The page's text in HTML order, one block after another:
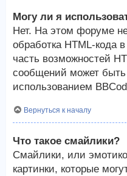
Могу ли я
Нет. На этом форуме
обработка HTML-кода
часть возможностей
сообщений может быть
использованием
Вернуться к началу
Что такое смайлики?
Смайлики, или
картинки, которые